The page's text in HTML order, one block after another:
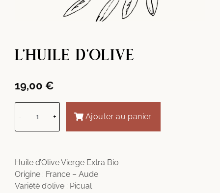
L'HUILE D'OLIVE
19,00 €
- + Ajouter au panier
Huile d’Olive Vierge Extra Bio
Origine : France – Aude
Variété d’olive : Picual